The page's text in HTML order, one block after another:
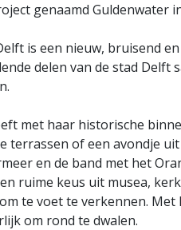
genaamd Guldenwater
is een nieuw, bruisend
delen van de stad Delft
met haar historische
terrassen of een avondje
en de band met het
ruime keus uit musea,
te voet te verkennen.
om rond te dwalen.